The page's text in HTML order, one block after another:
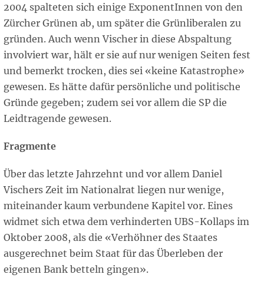
2004 spalteten sich einige ExponentInnen von den
Zürcher Grünen ab, um später die Grünliberalen zu
gründen. Auch wenn Vischer in diese Abspaltung
involviert war, hält er sie auf nur wenigen Seiten fest
und bemerkt trocken, dies sei «keine Katastrophe»
gewesen. Es hätte dafür persönliche und politische
Gründe gegeben; zudem sei vor allem die SP die
Leidtragende gewesen.
Fragmente
Über das letzte Jahrzehnt und vor allem Daniel
Vischers Zeit im Nationalrat liegen nur wenige,
miteinander kaum verbundene Kapitel vor. Eines
widmet sich etwa dem verhinderten UBS-Kollaps im
Oktober 2008, als die «Verhöhner des Staates
ausgerechnet beim Staat für das Überleben der
eigenen Bank betteln gingen».